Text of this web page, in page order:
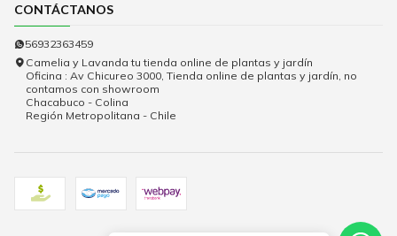
CONTÁCTANOS
56932363459
Camelia y Lavanda tu tienda online de plantas y jardín
Oficina : Av Chicureo 3000, Tienda online de plantas y jardín, no
contamos con showroom
Chacabuco - Colina
Región Metropolitana - Chile